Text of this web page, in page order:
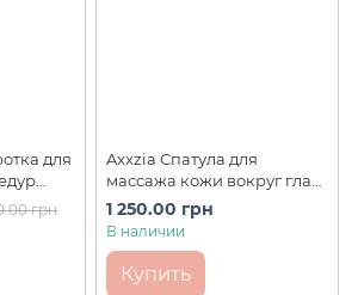
для
80 ггрн
Axxzia Спатула для
массажа кожи вокруг глаз
Spatula Spoon
1 250.00 грн
В наличии
Купить